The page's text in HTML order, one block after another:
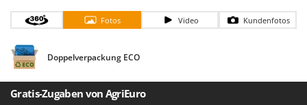
Bodenreinigungsmaschinen
Brutmaschinen Inkubatoren
Bürsten für den Außenbereich
D Dampfreiniger und Dampfbesen
Barbieri
Batavia
Benassi
Berkel
Fotos Video Kundenfotos
Doppelverpackung ECO
Gratis-Zugaben von AgriEuro